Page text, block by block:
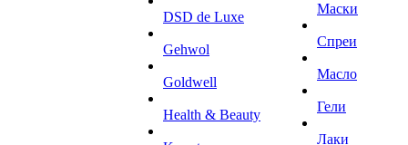
DSD de Luxe
Gehwol
Goldwell
Health & Beauty
Маски
Спреи
Масло
Гели
Лаки